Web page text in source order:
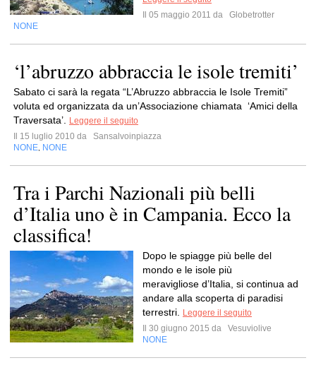
Il 05 maggio 2011 da
Globetrotter
NONE
‘l’abruzzo abbraccia le isole tremiti’
Sabato ci sarà la regata “L’Abruzzo abbraccia le Isole Tremiti”
voluta ed organizzata da un’Associazione chiamata ‘Amici della
Traversata’.
Leggere il seguito
Il 15 luglio 2010 da
Sansalvoinpiazza
NONE NONE
Tra i Parchi Nazionali più belli
d’Italia uno è in Campania. Ecco la
classifica!
Dopo le spiagge più belle del
mondo e le isole più
meravigliose d’Italia, si continua ad
andare alla scoperta di paradisi
terrestri.
Leggere il seguito
Il 30 giugno 2015 da
Vesuviolive
NONE